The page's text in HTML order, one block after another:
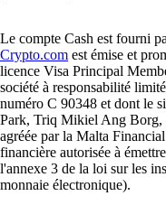
Le compte Cash est fourni
Crypto.com est émise et
licence Visa Principal
société à responsabilité
numéro C 90348 et dont le
Park, Triq Mikiel Ang Borg,
agréée par la Malta
financière autorisée à
l'annexe 3 de la loi sur les
monnaie électronique).